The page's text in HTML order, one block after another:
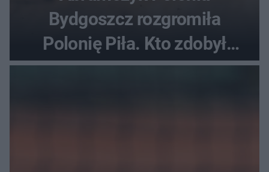
Bydgoszcz rozgromiła
Polonię Piła. Kto zdobył
najwięcej punktów?